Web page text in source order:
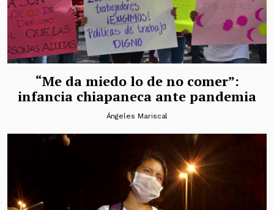
“Me da miedo lo de no comer”:
infancia chiapaneca ante pandemia
Ángeles Mariscal